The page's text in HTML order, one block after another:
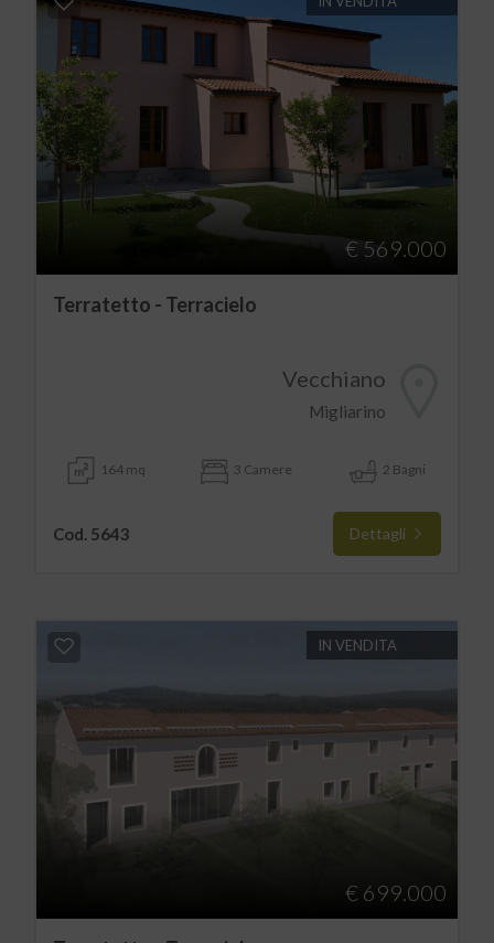
€ 569.000
Terratetto - Terracielo
Vecchiano
Migliarino
164 mq 3 Camere 2 Bagni
Cod. 5643 Dettagli
IN VENDITA
€ 699.000